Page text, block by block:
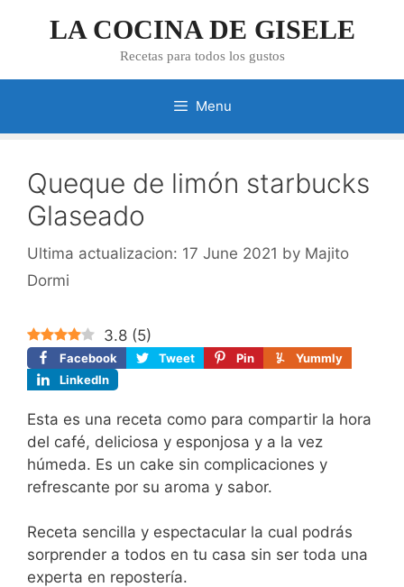
LA COCINA DE GISELE
Recetas para todos los gustos
Menu
Queque de limón starbucks
Glaseado
17 June 2021 by Majito
Dormi
3.8 (5)
Facebook Tweet Pin
Yummly
LinkedIn
Esta es una receta como para compartir la hora
del café, deliciosa y esponjosa y a la vez
húmeda. Es un cake sin complicaciones y
refrescante por su aroma y sabor.
Receta sencilla y espectacular la cual podrás
sorprender a todos en tu casa sin ser toda una
experta en repostería.